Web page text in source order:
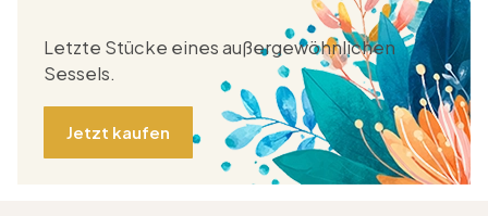
Letzte Stücke eines außergewöhnlichen
Sessels.
Jetzt kaufen